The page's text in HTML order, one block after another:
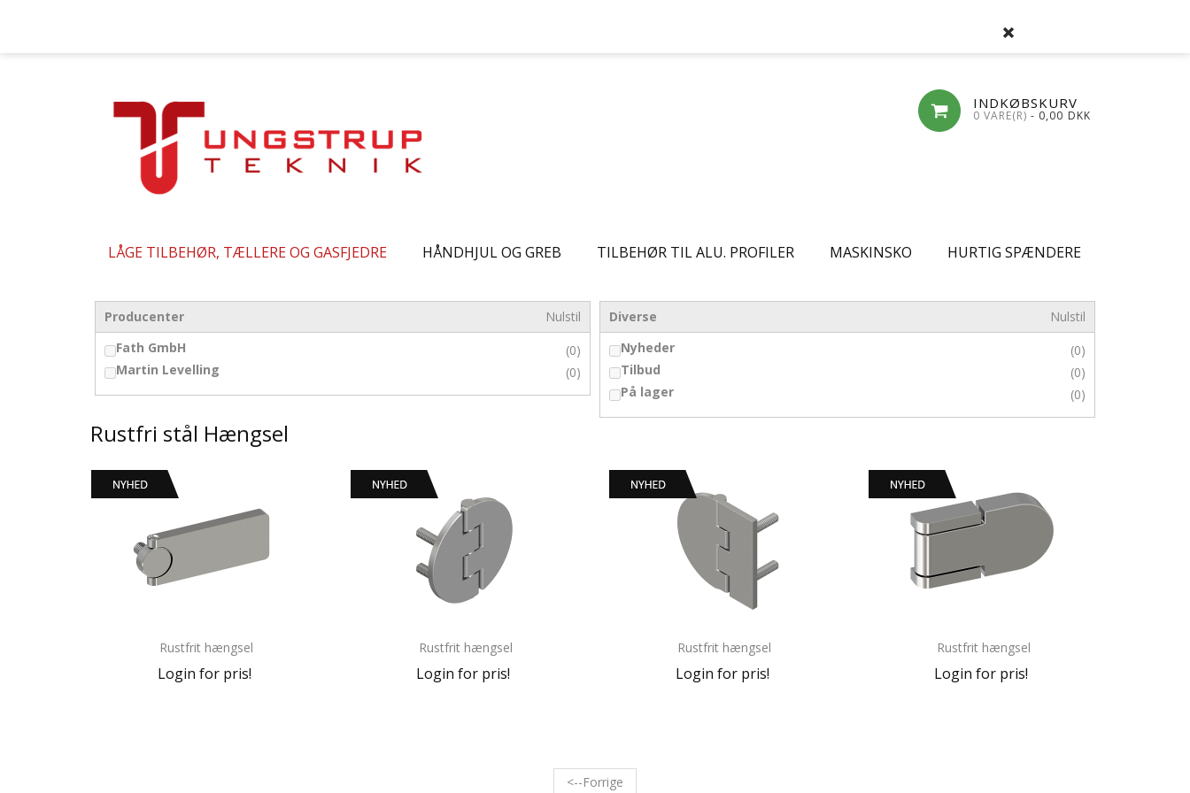
INDKØBSKURV
0 VARE(R) - 0,00 DKK
LÅGE TILBEHØR, TÆLLERE OG GASFJEDRE HÅNDHJUL OG GREB TILBEHØR TIL ALU. PROFILER MASKINSKO HURTIG SPÆNDERE
Producenter
Nulstil
Fath GmbH
(0)
Martin Levelling
(0)
Diverse
Nulstil
Nyheder
(0)
Tilbud
(0)
På lager
(0)
Rustfri stål Hængsel
Rustfrit hængsel
Login for pris!
Rustfrit hængsel
Login for pris!
Rustfrit hængsel
Login for pris!
Rustfrit hængsel
Login for pris!
<--Forrige